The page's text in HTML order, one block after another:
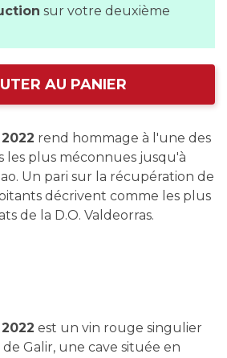
sur votre deuxième
AU PANIER
rend hommage à l'une des
les plus méconnues jusqu'à
Un pari sur la récupération de
décrivent comme les plus
de la D.O. Valdeorras.
est un vin rouge singulier
Galir, une cave située en